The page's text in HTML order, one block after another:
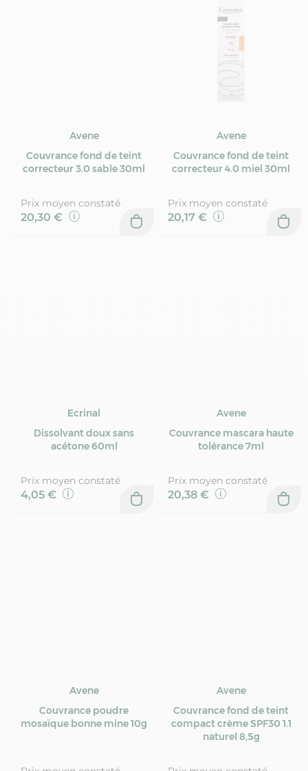
Avene
Couvrance fond de teint
correcteur 3.0 sable 30ml
Prix moyen constaté
20,30 €
Avene
Couvrance fond de teint
correcteur 4.0 miel 30ml
Prix moyen constaté
20,17 €
Ecrinal
Dissolvant doux sans
acétone 60ml
Prix moyen constaté
4,05 €
Avene
Couvrance mascara haute
tolérance 7ml
Prix moyen constaté
20,38 €
Avene
Couvrance poudre
mosaïque bonne mine 10g
Avene
Couvrance fond de teint
compact crème SPF30 1.1
naturel 8,5g